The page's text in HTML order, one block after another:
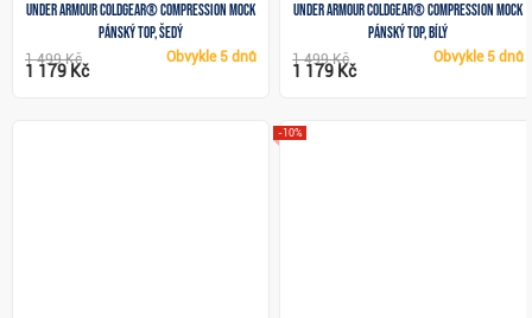
Under Armour ColdGear® Compression Mock
pánský top, šedý
Obvykle 5 dnů
1 499 Kč
1 179 Kč
Under Armour ColdGear® Compression Mock
pánský top, bílý
Obvykle 5 dnů
1 499 Kč
1 179 Kč
-10%